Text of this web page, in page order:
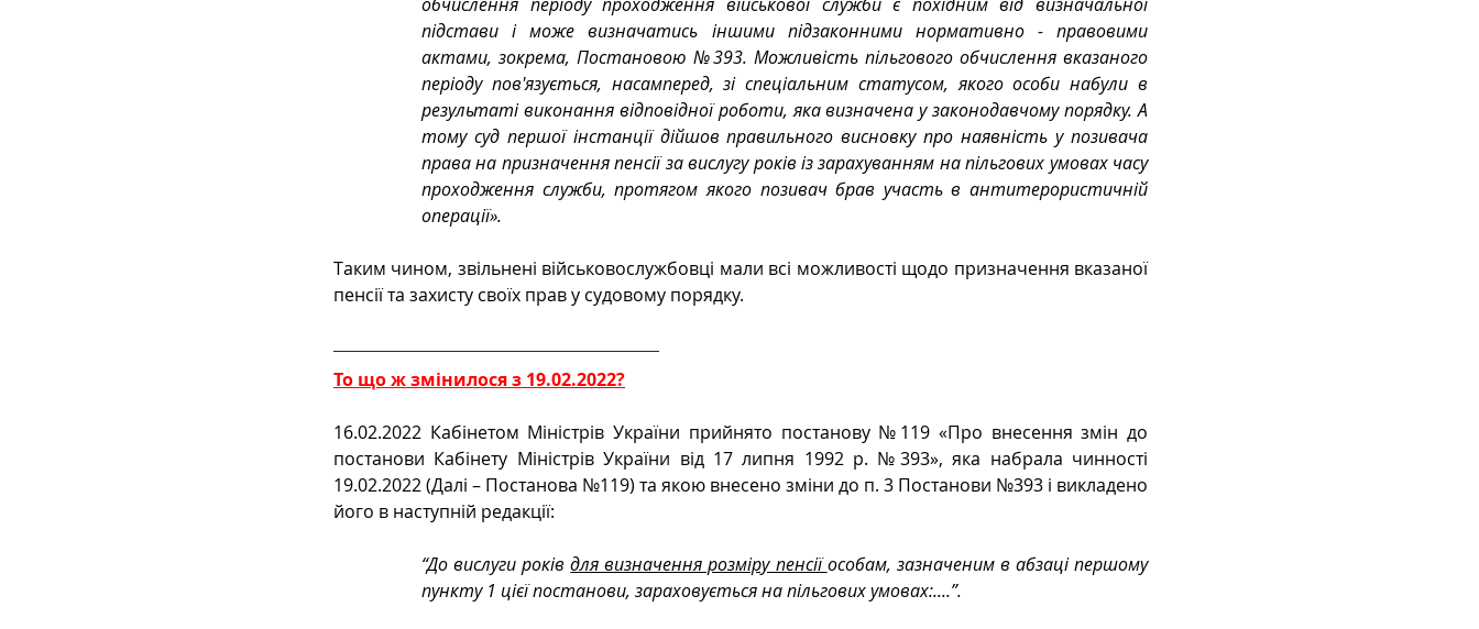
підстави і може визначатись іншими підзаконними нормативно - правовими
актами, зокрема, Постановою №393. Можливість пільгового обчислення вказаного
періоду пов'язується, насамперед, зі спеціальним статусом, якого особи набули в
результаті виконання відповідної роботи, яка визначена у законодавчому порядку. А
тому суд першої інстанції дійшов правильного висновку про наявність у позивача
права на призначення пенсії за вислугу років із зарахуванням на пільгових умовах часу
проходження служби, протягом якого позивач брав участь в антитерористичній
операції».
Таким чином, звільнені військовослужбовці мали всі можливості щодо призначення вказаної
пенсії та захисту своїх прав у судовому порядку.
То що ж змінилося з 19.02.2022?
16.02.2022 Кабінетом Міністрів України прийнято постанову №119 «Про внесення змін до
постанови Кабінету Міністрів України від 17 липня 1992 р. №393», яка набрала чинності
19.02.2022 (Далі – Постанова №119) та якою внесено зміни до п. 3 Постанови №393 і викладено
його в наступній редакції:
“До вислуги років для визначення розміру пенсії особам, зазначеним в абзаці першому
пункту 1 цієї постанови, зараховується на пільгових умовах:....”.